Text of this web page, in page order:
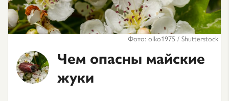
Фото: olko1975 / Shutterstock
Чем опасны майские
жуки